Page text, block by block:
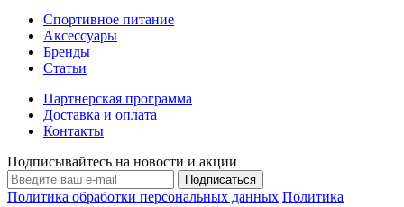
Спортивное питание
Аксессуары
Бренды
Статьи
Партнерская программа
Доставка и оплата
Контакты
Подписывайтесь на новости и акции
Подписаться
Политика обработки персональных данных Политика